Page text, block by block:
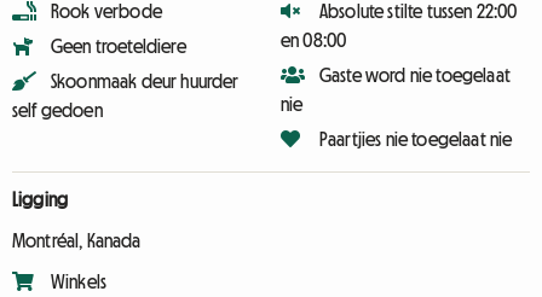
Rook verbode
Geen troeteldiere
Skoonmaak deur huurder
self gedoen
Absolute stilte tussen 22:00
en 08:00
Gaste word nie toegelaat
nie
Paartjies nie toegelaat nie
Ligging
Montréal, Kanada
Winkels